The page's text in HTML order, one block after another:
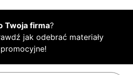
Twoja firma?
jak odebrać materiały
promocyjne!